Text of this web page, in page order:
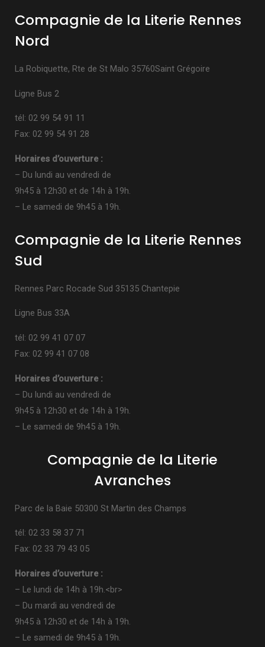
Compagnie de la Literie Rennes
Nord
La Robiquette, Rte de St Malo 35760Saint Grégoire
Ligne Bus 2
tél: 02 99 54 91 11
Fax: 02 99 54 91 28
Horaires d’ouverture :
– Du lundi au vendredi de
9h45 à 12h30 et de 14h à 19h.
– Le samedi de 9h45 à 19h.
Compagnie de la Literie Rennes
Sud
Rennes Parc Rocade Sud 35135 Chantepie
Ligne Bus 33A
tél: 02 99 41 07 07
Fax: 02 99 41 07 08
Horaires d’ouverture :
– Du lundi au vendredi de
9h45 à 12h30 et de 14h à 19h.
– Le samedi de 9h45 à 19h.
Compagnie de la Literie
Avranches
Parc de la Baie 50300 St Martin des Champs
tél: 02 33 58 37 71
Fax: 02 33 79 43 05
Horaires d’ouverture :
– Le lundi de 14h à 19h.<br>
– Du mardi au vendredi de
9h45 à 12h30 et de 14h à 19h.
– Le samedi de 9h45 à 19h.